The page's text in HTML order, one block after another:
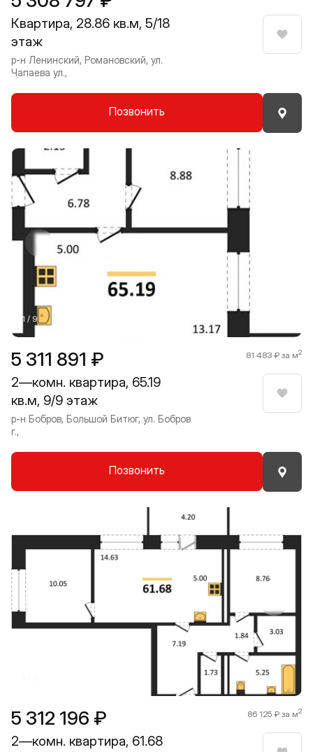
Квартира, 28.86 кв.м, 5/18
этаж
р-н Ленинский, Романовский, ул.
Чапаева ул.,
Позвонить
5 311 891 ₽ 81 483 ₽ за м2
2—комн. квартира, 65.19
кв.м, 9/9 этаж
р-н Бобров, Большой Битюг, ул. Бобров
г.,
Позвонить
1 / 9
Прокрутить влево
5 312 196 ₽ 86 125 ₽ за м2
2—комн. квартира, 61.68
Прокрутить влево